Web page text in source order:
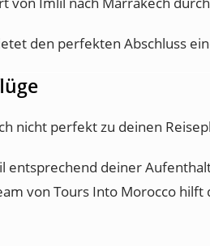
den perfekten Abschluss
nicht perfekt zu deinen
deiner
von Tours Into Morocco